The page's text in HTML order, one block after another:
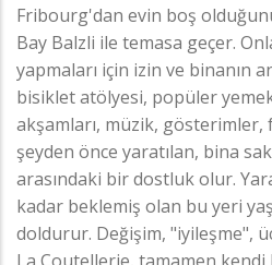
Fribourg'dan evin boş
Bay Balzli ile temasa geçer.
yapmaları için izin ve binanın
bisiklet atölyesi, popüler
akşamları, müzik, gösterimler,
şeyden önce yaratılan, bina
arasındaki bir dostluk olur.
kadar beklemiş olan bu yeri
doldurur. Değişim, "iyileşme",